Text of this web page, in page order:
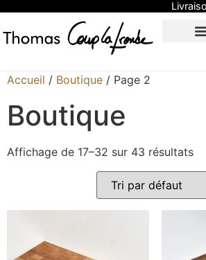
Accueil / Boutique / Page 2
Boutique
Affichage de 17–32 sur 43 résultats